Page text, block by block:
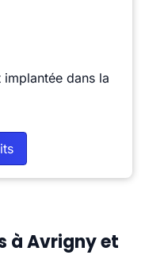
dans la
à Avrigny et